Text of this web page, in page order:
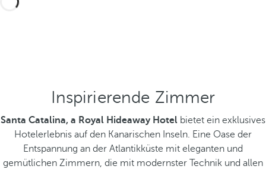
Inspirierende Zimmer
Santa Catalina, a Royal Hideaway Hotel bietet ein exklusives
Hotelerlebnis auf den Kanarischen Inseln. Eine Oase der
Entspannung an der Atlantikküste mit eleganten und
gemütlichen Zimmern, die mit modernster Technik und allen